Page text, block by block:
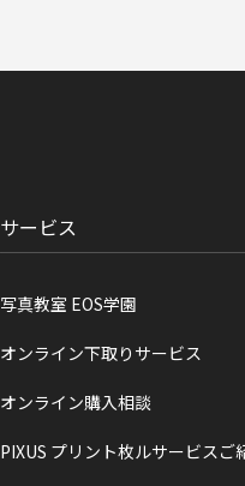
サービス
写真教室 EOS学園
オンライン下取りサービス
オンライン購入相談
PIXUS プリント枚ルサービスご